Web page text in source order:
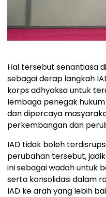
Hal tersebut senantiasa
sebagai derap langkah
korps adhyaksa untuk
lembaga penegak
dan dipercaya
perkembangan dan
IAD tidak boleh
perubahan tersebut,
ini sebagai wadah untuk
serta konsolidasi dalam
IAD ke arah yang lebih